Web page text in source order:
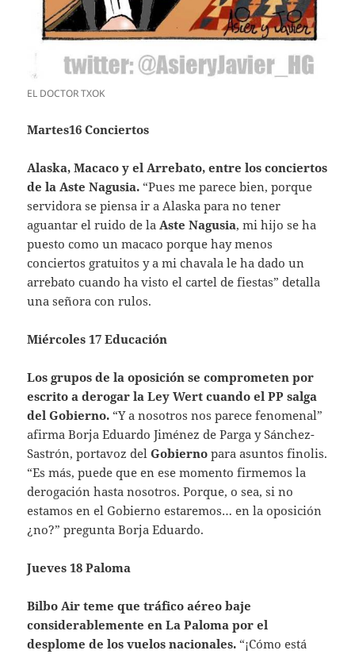
EL DOCTOR TXOK
Martes16 Conciertos
Alaska, Macaco y el Arrebato, entre los conciertos
de la Aste Nagusia. “Pues me parece bien, porque
servidora se piensa ir a Alaska para no tener
aguantar el ruido de la Aste Nagusia, mi hijo se ha
puesto como un macaco porque hay menos
conciertos gratuitos y a mi chavala le ha dado un
arrebato cuando ha visto el cartel de fiestas” detalla
una señora con rulos.
Miércoles 17 Educación
Los grupos de la oposición se comprometen por
escrito a derogar la Ley Wert cuando el PP salga
del Gobierno. “Y a nosotros nos parece fenomenal”
afirma Borja Eduardo Jiménez de Parga y Sánchez-
Sastrón, portavoz delGobierno para asuntos finolis.
“Es más, puede que en ese momento firmemos la
derogación hasta nosotros. Porque, o sea, si no
estamos en el Gobierno estaremos… en la oposición
¿no?” pregunta Borja Eduardo.
Jueves 18 Paloma
Bilbo Air teme que tráfico aéreo baje
considerablemente en La Paloma por el
desplome de los vuelos nacionales. “¡Cómo está